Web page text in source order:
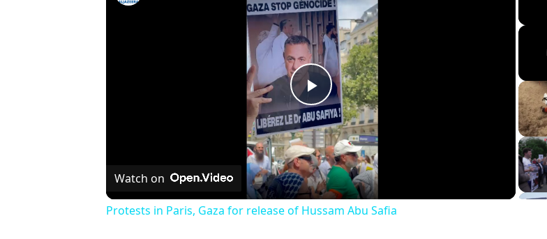
Play
Video
Watch on
Protests in Paris, Gaza for release of Hussam Abu Safia